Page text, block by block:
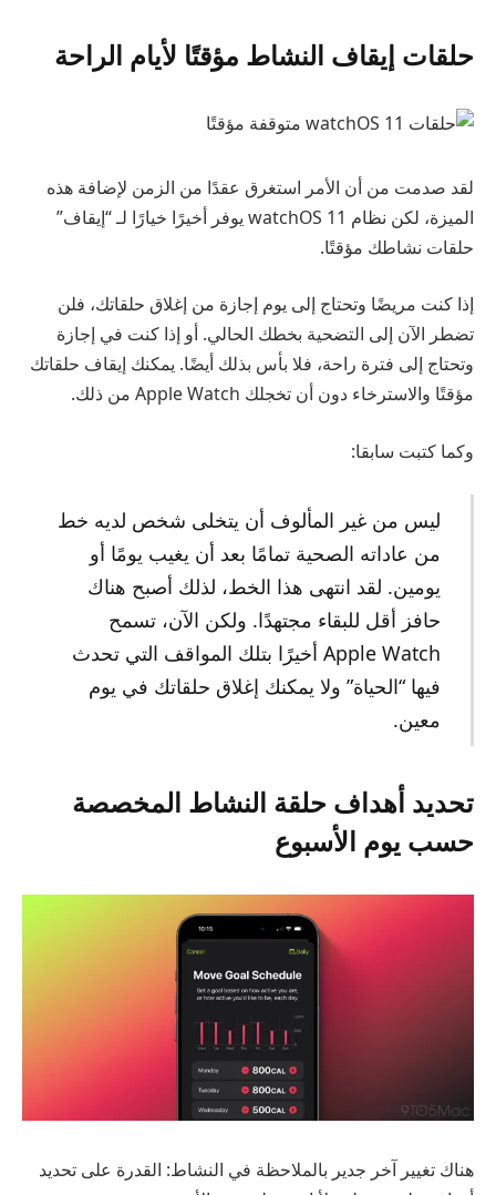
حلقات إيقاف النشاط مؤقتًا لأيام الراحة
لقد صدمت من أن الأمر استغرق عقدًا من الزمن لإضافة هذه
الميزة، لكن نظام watchOS 11 يوفر أخيرًا خيارًا لـ “إيقاف”
حلقات نشاطك مؤقتًا.
إذا كنت مريضًا وتحتاج إلى يوم إجازة من إغلاق حلقاتك، فلن
تضطر الآن إلى التضحية بخطك الحالي. أو إذا كنت في إجازة
وتحتاج إلى فترة راحة، فلا بأس بذلك أيضًا. يمكنك إيقاف حلقاتك
مؤقتًا والاسترخاء دون أن تخجلك Apple Watch من ذلك.
وكما كتبت سابقا:
ليس من غير المألوف أن يتخلى شخص لديه خط
من عاداته الصحية تمامًا بعد أن يغيب يومًا أو
يومين. لقد انتهى هذا الخط، لذلك أصبح هناك
حافز أقل للبقاء مجتهدًا. ولكن الآن، تسمح
Apple Watch أخيرًا بتلك المواقف التي تحدث
فيها “الحياة” ولا يمكنك إغلاق حلقاتك في يوم
معين.
تحديد أهداف حلقة النشاط المخصصة
حسب يوم الأسبوع
هناك تغيير آخر جدير بالملاحظة في النشاط: القدرة على تحديد